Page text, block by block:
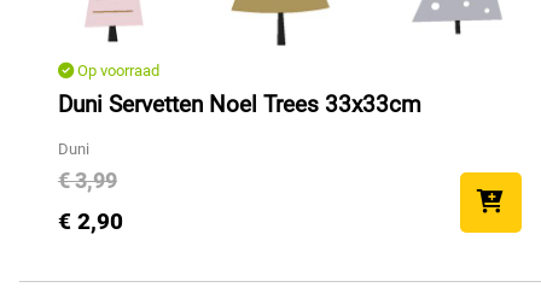
Op voorraad
Duni Servetten Noel Trees 33x33cm
Duni
€ 3,99
€ 2,90